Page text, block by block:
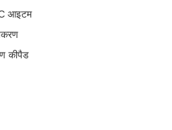
आइटम
कीपैड